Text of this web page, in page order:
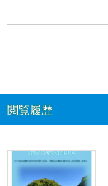
閲覧履歴